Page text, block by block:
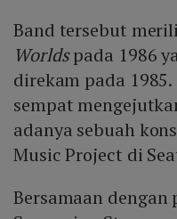
Band tersebut
Worldspada 1986
direkam pada
sempat
adanya sebuah
Music Project di
Bersamaan